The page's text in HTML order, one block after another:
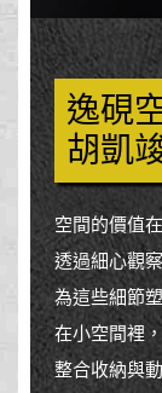
逸硯
胡凱
空間的價值
透過細心觀
為這些細節
在小空間裡
整合收納與